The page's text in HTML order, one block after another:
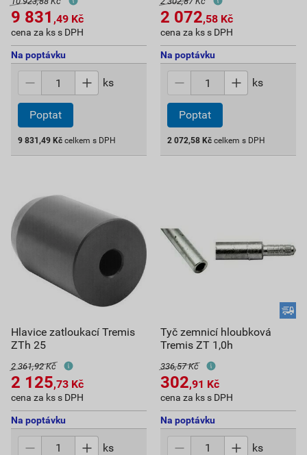
9 831 ,49 Kč
cena za ks s DPH
Na poptávku
ks
Poptat
9 831,49 Kč celkem s DPH
2 072,58 Kč
cena za ks s DPH
Na poptávku
ks
Poptat
2 072,58 Kč celkem s DPH
Hlavice zatloukací Tremis
ZTh 25
2 361,92 Kč
2 125,73 Kč
cena za ks s DPH
Na poptávku
ks
Tyč zemnicí hloubková
Tremis ZT 1,0h
336,57 Kč
302,91 Kč
cena za ks s DPH
Na poptávku
ks